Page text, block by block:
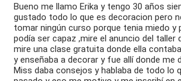
Bueno me llamo Erika y tengo 30 años
gustado todo lo que es decoracion pero
tomar ningún curso porque tenia miedo y
podía ser capaz ,mire el anuncio del taller
mire una clase gratuita donde ella
y enseñaba a decorar y fue allí donde me
Miss daba consejos y hablaba de todo lo